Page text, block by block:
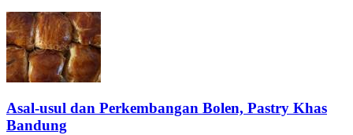
Asal-usul dan Perkembangan Bolen, Pastry Khas
Bandung